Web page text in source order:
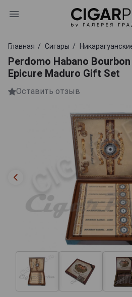
Главная Сигары
Perdomo Habano
Epicure Maduro Gift Set
Оставить отзыв